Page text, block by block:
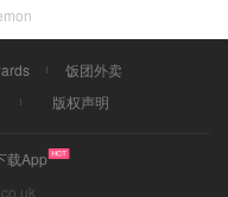
饭团外卖
版权声明
载App